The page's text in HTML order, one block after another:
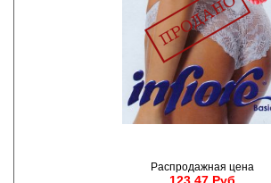
кружевом.
Лайкра 12%
Распродажная цена